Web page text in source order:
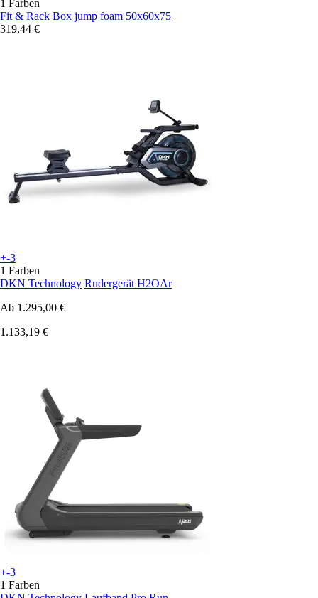
1 Farben
Fit & Rack Box jump foam 50x60x75
319,44 €
+-3
1 Farben
DKN Technology Rudergerät H2OAr
Ab 1.295,00 €
1.133,19 €
+-3
1 Farben